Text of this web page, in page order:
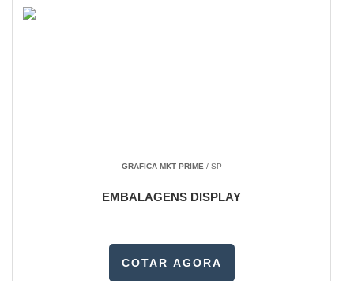
GRAFICA MKT PRIME/ SP
EMBALAGENS DISPLAY
COTAR AGORA